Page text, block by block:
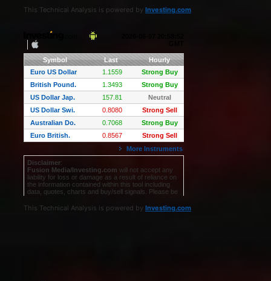
This Technical Analysis is powered by Investing.com
This Technical Analysis is powered by Investing.com